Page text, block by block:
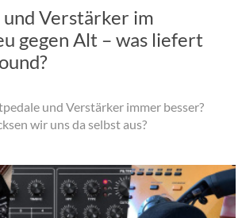
Verstärker im
gegen Alt – was liefert
und Verstärker immer besser?
wir uns da selbst aus?